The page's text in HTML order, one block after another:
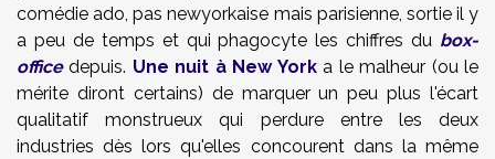
comédie ado, pas newyorkaise mais parisienne, sortie il y
a peu de temps et qui phagocyte les chiffres du box-
officedepuis. Une nuit à New Yorka le malheur (ou le
mérite diront certains) de marquer un peu plus l'écart
qualitatif monstrueux qui perdure entre les deux
industries dès lors qu'elles concourent dans la même